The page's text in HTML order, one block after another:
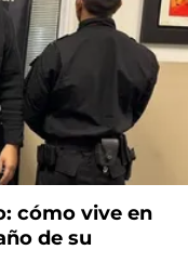
cómo vive en
de su